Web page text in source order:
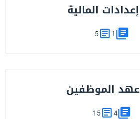
إعدادات المالية
1
5
عهد الموظفين
4
15